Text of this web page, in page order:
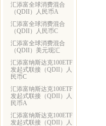
汇添富全球消费混合
（QDII）人民币A
汇添富全球消费混合
（QDII）人民币C
汇添富全球消费混合
（QDII）美元现汇
汇添富纳斯达克100ETF
发起式联接（QDII）人
民币C
汇添富纳斯达克100ETF
发起式联接（QDII）人
民币A
汇添富纳斯达克100ETF
发起式联接（QDII）人